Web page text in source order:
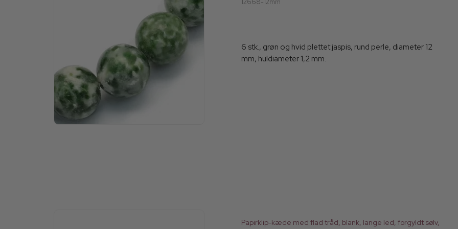
12668-12mm
6 stk., grøn og hvid plettet jaspis, rund perle, diameter 12
mm, huldiameter 1,2 mm.
Papirklip-kæde med flad tråd, blank, lange led, forgyldt sølv,